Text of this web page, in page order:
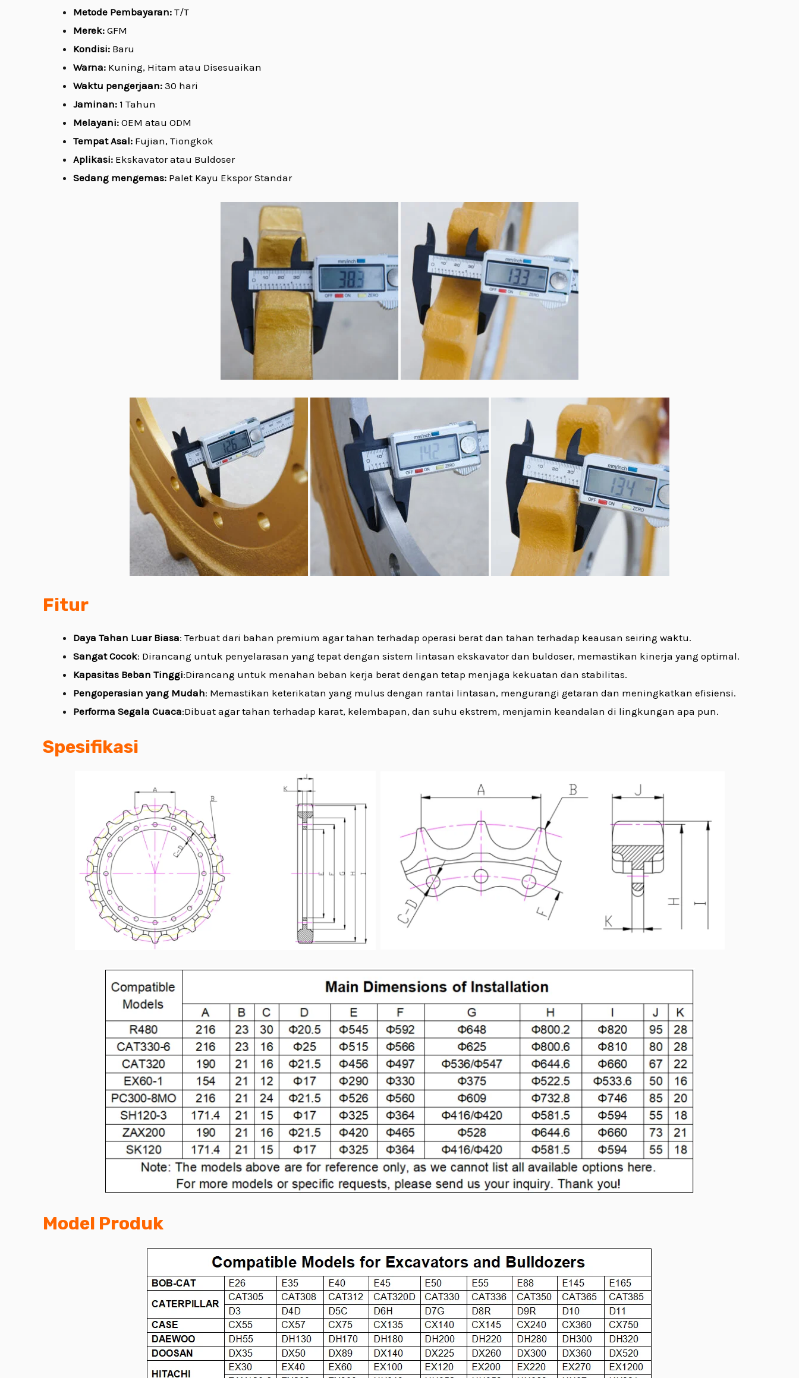
Metode Pembayaran: T/T
Merek: GFM
Kondisi: Baru
Warna: Kuning, Hitam atau Disesuaikan
Waktu pengerjaan: 30 hari
Jaminan: 1 Tahun
Melayani: OEM atau ODM
Tempat Asal: Fujian, Tiongkok
Aplikasi: Ekskavator atau Buldoser
Sedang mengemas: Palet Kayu Ekspor Standar
Fitur
Daya Tahan Luar Biasa: Terbuat dari bahan premium agar tahan terhadap operasi berat dan tahan terhadap keausan seiring waktu.
Sangat Cocok: Dirancang untuk penyelarasan yang tepat dengan sistem lintasan ekskavator dan buldoser, memastikan kinerja yang optimal.
Kapasitas Beban Tinggi:Dirancang untuk menahan beban kerja berat dengan tetap menjaga kekuatan dan stabilitas.
Pengoperasian yang Mudah: Memastikan keterikatan yang mulus dengan rantai lintasan, mengurangi getaran dan meningkatkan efisiensi.
Performa Segala Cuaca:Dibuat agar tahan terhadap karat, kelembapan, dan suhu ekstrem, menjamin keandalan di lingkungan apa pun.
Spesifikasi
Model Produk